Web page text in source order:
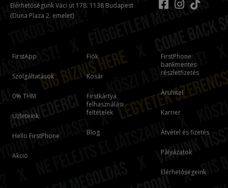
FirstApp
Szolgáltatások
0% THM
Üzleteink
Hello FirstPhone
Akció
Fiók
Kosár
Firstkártya
felhasználási
feltételek
Blog
FirstPhone
bankmentes
részletfizetés
Áruhitel
Karrier
Átvétel és fizetés
Pályázatok
Elérhetőségeink
Elérhetőségünk Váci út 178. 1138 Budapest
(Duna Plaza 2. emelet)